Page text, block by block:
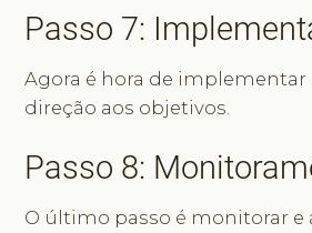
Passo 7:
Agora é hora de implementar
direção aos objetivos.
Passo 8:
O último passo é monitorar e